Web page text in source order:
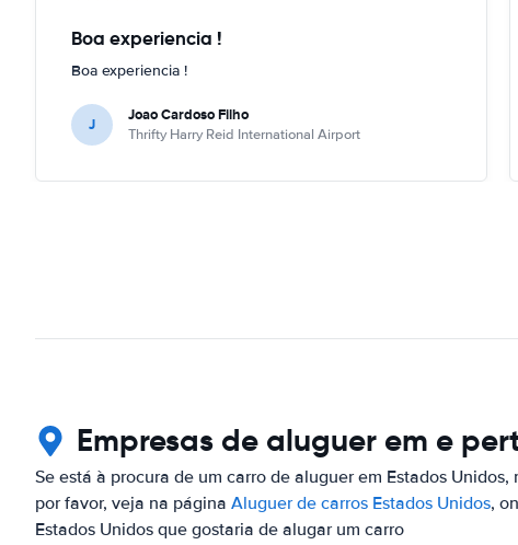
Boa experiencia !
Boa experiencia !
J Joao Cardoso Filho
Thrifty Harry Reid International Airport
Empresas de aluguer em e
Se está à procura de um carro de aluguer em Estados
por favor, veja na página Aluguer de carros Estados Unidos,
Estados Unidos que gostaria de alugar um carro